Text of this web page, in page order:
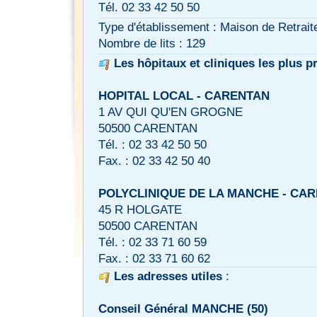
Tél. 02 33 42 50 50
Type d'établissement : Maison de
Nombre de lits : 129
Les hôpitaux et cliniques les plus
HOPITAL LOCAL - CARENTAN
1 AV QUI QU'EN GROGNE
50500 CARENTAN
Tél. : 02 33 42 50 50
Fax. : 02 33 42 50 40
POLYCLINIQUE DE LA MANCHE -
45 R HOLGATE
50500 CARENTAN
Tél. : 02 33 71 60 59
Fax. : 02 33 71 60 62
Les adresses utiles :
Conseil Général MANCHE (50)